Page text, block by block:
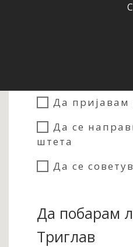
Да пријавам
Да се
штета
Да се
Да побарам
Триглав